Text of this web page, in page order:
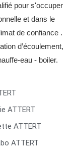
pour s'occuper
et dans le
de confiance .
d’écoulement,
eau - boiler.
ATTERT
ATTERT
ATTERT